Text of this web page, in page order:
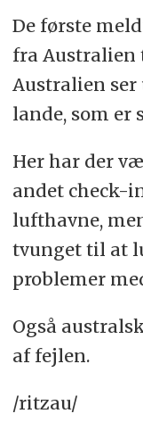
De første
fra Australien
Australien
lande, som
Her har der
andet check-
lufthavne,
tvunget til at
problemer
Også
af fejlen.
/ritzau/